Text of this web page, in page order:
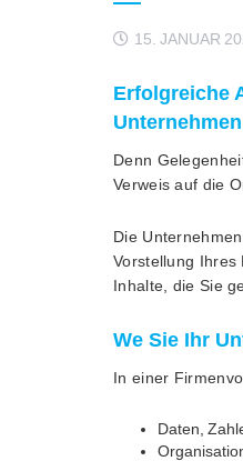
15. JANUAR
Erfolgreiche
Unternehmen
Denn
Verweis auf die
Die
Vorstellung
Inhalte, die Sie
We Sie Ihr
In einer
Daten,